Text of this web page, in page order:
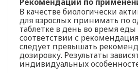
В качестве биологически
для взрослых принимать по
таблетке в день во время
соответствии с
следует превышать
дозировку. Результаты
индивидуальных